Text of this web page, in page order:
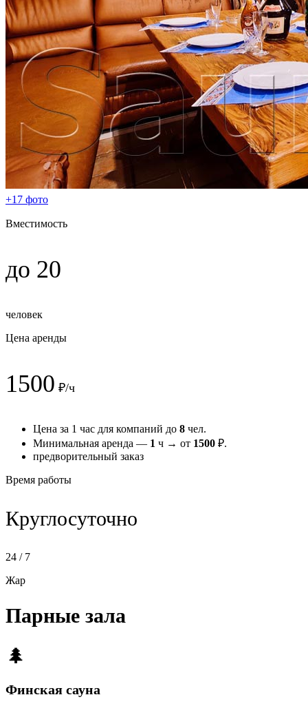
+17 фото
Вместимость
до 20
человек
Цена аренды
1500 ₽/ч
Цена за 1 час для компаний до 8 чел.
Минимальная аренда — 1 ч → от 1500 ₽.
предворительный заказ
Время работы
Круглосуточно
24 / 7
Жар
Парные зала
🌲
Финская сауна